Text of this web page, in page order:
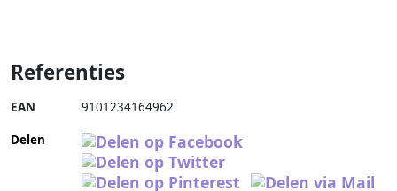
Referenties
EAN 9101234164962
Delen